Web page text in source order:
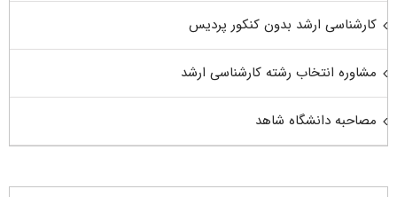
کارشناسی ارشد بدون کنکور پردیس
مشاوره انتخاب رشته کارشناسی ارشد
مصاحبه دانشگاه شاهد